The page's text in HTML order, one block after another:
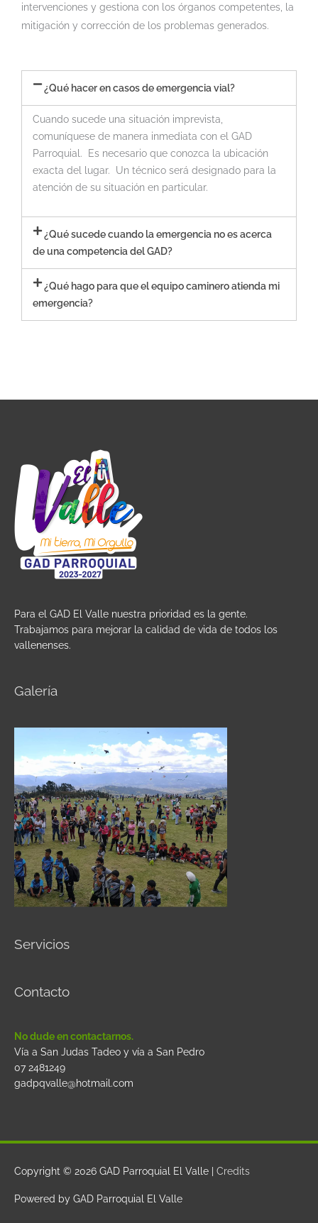
intervenciones y gestiona con los órganos competentes, la
mitigación y corrección de los problemas generados.
¿Qué hacer en casos de emergencia vial?
Cuando sucede una situación imprevista,
comuníquese de manera inmediata con el GAD
Parroquial. Es necesario que conozca la ubicación
exacta del lugar. Un técnico será designado para la
atención de su situación en particular.
¿Qué sucede cuando la emergencia no es acerca
de una competencia del GAD?
¿Qué hago para que el equipo caminero atienda mi
emergencia?
Para el GAD El Valle nuestra prioridad es la gente.
Trabajamos para mejorar la calidad de vida de todos los
vallenenses.
Galería
Servicios
Contacto
No dude en contactarnos.
Vía a San Judas Tadeo y vía a San Pedro
07 2481249
gadpqvalle@hotmail.com
Copyright © 2026 GAD Parroquial El Valle Credits
Powered by GAD Parroquial El Valle